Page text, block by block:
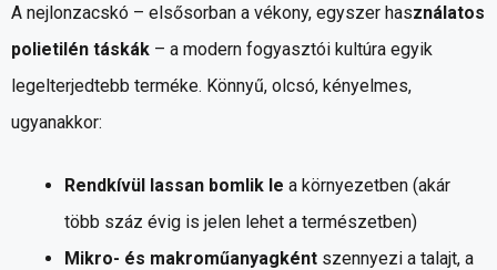
A nejlonzacskó – elsősorban a vékony, egyszer használatos
polietilén táskák – a modern fogyasztói kultúra egyik
legelterjedtebb terméke. Könnyű, olcsó, kényelmes,
ugyanakkor:
Rendkívül lassan bomlik le a környezetben (akár
több száz évig is jelen lehet a természetben)
Mikro- és makroműanyagként szennyezi a talajt, a